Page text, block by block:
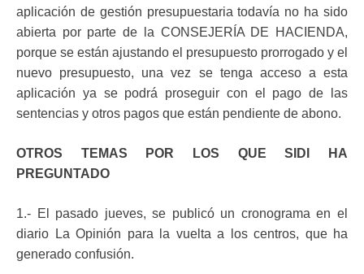
aplicación de gestión presupuestaria todavía no ha sido
abierta por parte de la CONSEJERÍA DE HACIENDA,
porque se están ajustando el presupuesto prorrogado y el
nuevo presupuesto, una vez se tenga acceso a esta
aplicación ya se podrá proseguir con el pago de las
sentencias y otros pagos que están pendiente de abono.
OTROS TEMAS POR LOS QUE SIDI HA
PREGUNTADO
1.- El pasado jueves, se publicó un cronograma en el
diario La Opinión para la vuelta a los centros, que ha
generado confusión.